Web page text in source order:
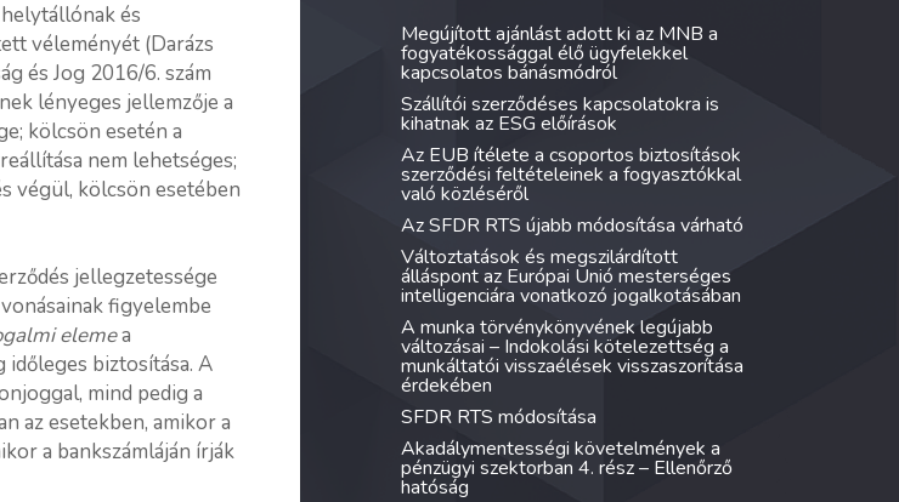
és
véleményét (Darázs
és Jog 2016/6. szám
lényeges jellemzője a
kölcsön esetén a
nem lehetséges;
végül, kölcsön esetében
jellegzetessége
figyelembe
elemea
biztosítása. A
mind pedig a
az esetekben, amikor a
a bankszámláján írják
Megújított ajánlást adott ki az MNB a
fogyatékossággal élő ügyfelekkel
kapcsolatos bánásmódról
Szállítói szerződéses kapcsolatokra is
kihatnak az ESG előírások
Az EUB ítélete a csoportos biztosítások
szerződési feltételeinek a fogyasztókkal
való közléséről
Az SFDR RTS újabb módosítása várható
Változtatások és megszilárdított
álláspont az Európai Unió mesterséges
intelligenciára vonatkozó jogalkotásában
A munka törvénykönyvének legújabb
változásai – Indokolási kötelezettség a
munkáltatói visszaélések visszaszorítása
érdekében
SFDR RTS módosítása
Akadálymentességi követelmények a
pénzügyi szektorban 4. rész – Ellenőrző
hatóság